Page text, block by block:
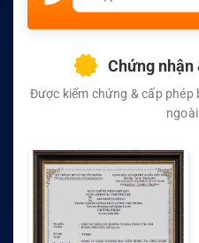
Chứng nhận
Được kiểm chứng & cấp